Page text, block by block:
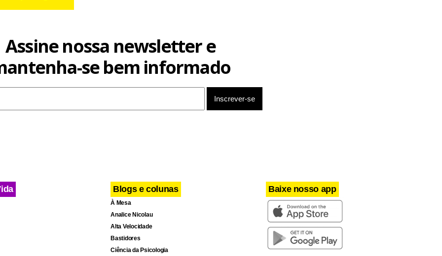
LinkedIn Telegram
Share
Assine nossa newsletter e
se bem informado
Blogs e colunas
À Mesa
Analice Nicolau
Alta Velocidade
Bastidores
Ciência da Psicologia
Baixe nosso app